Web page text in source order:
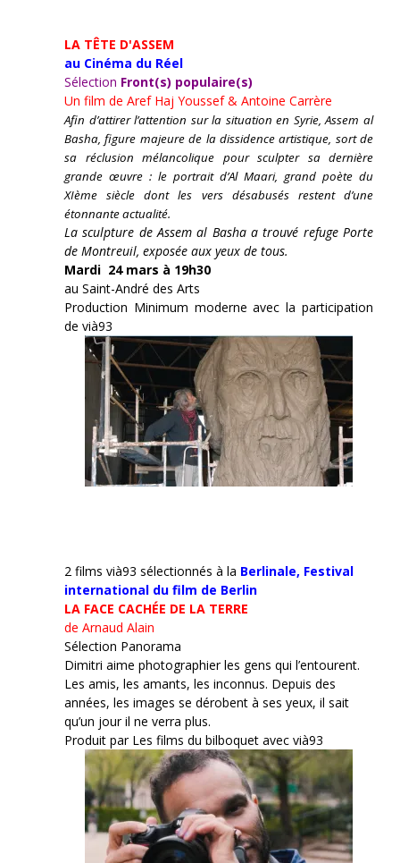
LA TÊTE D'ASSEM
au Cinéma du Réel
Sélection Front(s) populaire(s)
Un film de Aref Haj Youssef & Antoine Carrère
Afin d’attirer l’attention sur la situation en Syrie, Assem al
Basha, figure majeure de la dissidence artistique, sort de
sa réclusion mélancolique pour sculpter sa dernière
grande œuvre : le portrait d’Al Maari, grand poète du
XIème siècle dont les vers désabusés restent d’une
étonnante actualité.
La sculpture de Assem al Basha a trouvé refuge Porte
de Montreuil, exposée aux yeux de tous.
Mardi 24 mars à 19h30
au Saint-André des Arts
Production Minimum moderne avec la participation
de vià93
2 films vià93 sélectionnés à la Berlinale, Festival
international du film de Berlin
LA FACE CACHÉE DE LA TERRE
de Arnaud Alain
Sélection Panorama
Dimitri aime photographier les gens qui l’entourent.
Les amis, les amants, les inconnus. Depuis des
années, les images se dérobent à ses yeux, il sait
qu’un jour il ne verra plus.
Produit par Les films du bilboquet avec vià93